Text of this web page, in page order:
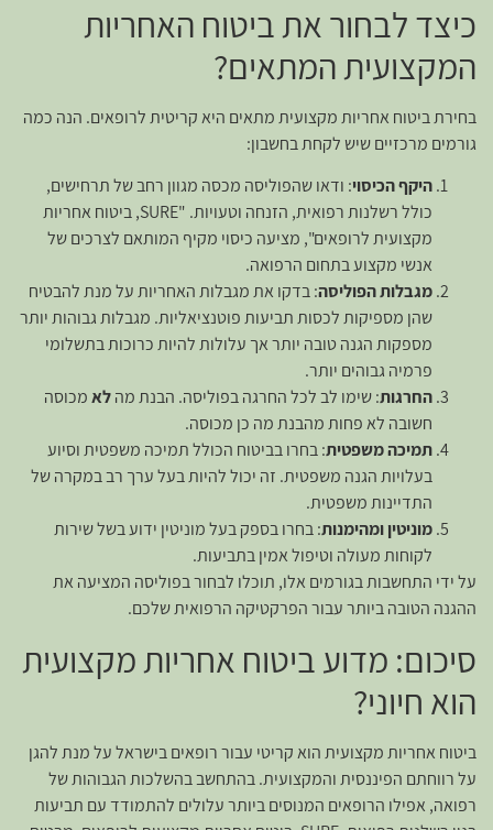
כיצד לבחור את ביטוח האחריות
המקצועית המתאים?
בחירת ביטוח אחריות מקצועית מתאים היא קריטית לרופאים. הנה כמה
גורמים מרכזיים שיש לקחת בחשבון:
היקף הכיסוי: ודאו שהפוליסה מכסה מגוון רחב של תרחישים,
כולל רשלנות רפואית, הזנחה וטעויות. "SURE, ביטוח אחריות
מקצועית לרופאים", מציעה כיסוי מקיף המותאם לצרכים של
אנשי מקצוע בתחום הרפואה.
מגבלות הפוליסה: בדקו את מגבלות האחריות על מנת להבטיח
שהן מספיקות לכסות תביעות פוטנציאליות. מגבלות גבוהות יותר
מספקות הגנה טובה יותר אך עלולות להיות כרוכות בתשלומי
פרמיה גבוהים יותר.
החרגות: שימו לב לכל החרגה בפוליסה. הבנת מהלאמכוסה
חשובה לא פחות מהבנת מה כן מכוסה.
תמיכה משפטית: בחרו בביטוח הכולל תמיכה משפטית וסיוע
בעלויות הגנה משפטית. זה יכול להיות בעל ערך רב במקרה של
התדיינות משפטית.
מוניטין ומהימנות: בחרו בספק בעל מוניטין ידוע בשל שירות
לקוחות מעולה וטיפול אמין בתביעות.
על ידי התחשבות בגורמים אלו, תוכלו לבחור בפוליסה המציעה את
ההגנה הטובה ביותר עבור הפרקטיקה הרפואית שלכם.
סיכום: מדוע ביטוח אחריות מקצועית
הוא חיוני?
ביטוח אחריות מקצועית הוא קריטי עבור רופאים בישראל על מנת להגן
על רווחתם הפיננסית והמקצועית. בהתחשב בהשלכות הגבוהות של
רפואה, אפילו הרופאים המנוסים ביותר עלולים להתמודד עם תביעות